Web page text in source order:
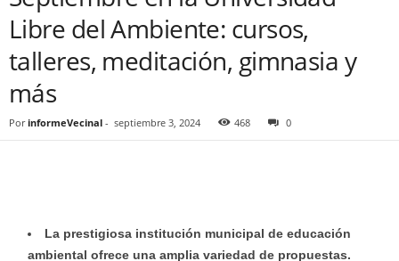
Libre del Ambiente: cursos,
talleres, meditación, gimnasia y
más
Por informeVecinal - septiembre 3, 2024 468 0
La prestigiosa institución municipal de educación
ambiental ofrece una amplia variedad de propuestas.